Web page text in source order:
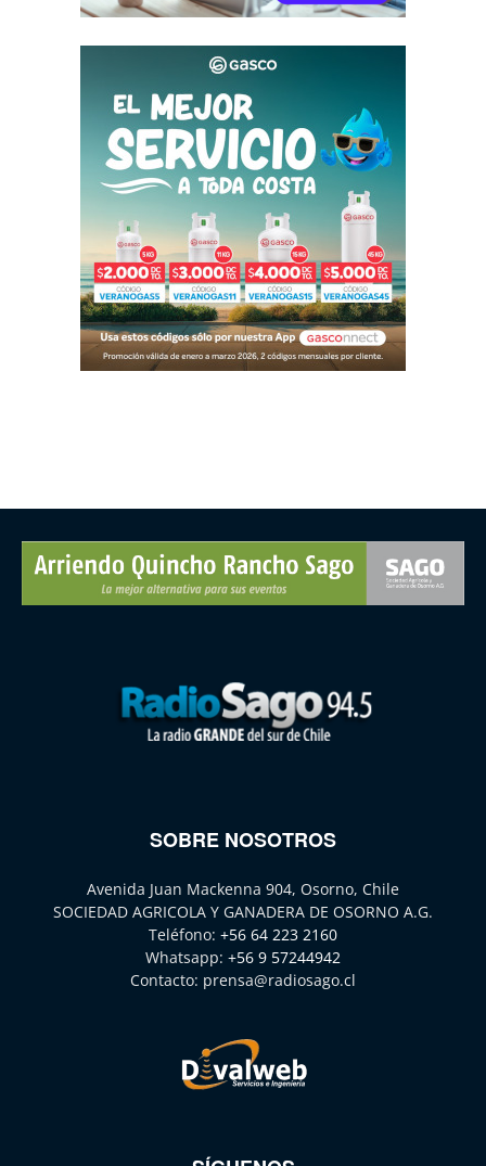
SOBRE NOSOTROS
Avenida Juan Mackenna 904, Osorno, Chile
SOCIEDAD AGRICOLA Y GANADERA DE OSORNO A.G.
Teléfono: +56 64 223 2160
Whatsapp: +56 9 57244942
Contacto: prensa@radiosago.cl